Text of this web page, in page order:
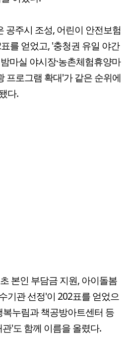
공주시 조성, 어린이 안전보험
를 얻었고, '충청권 유일 야간
마실 야시장·농촌체험휴양마
프로그램 확대'가 같은 순위에
다.
본인 부담금 지원, 아이돌봄
기관 선정'이 202표를 얻었으
누림과 책공방아트센터 등
'도 함께 이름을 올렸다.